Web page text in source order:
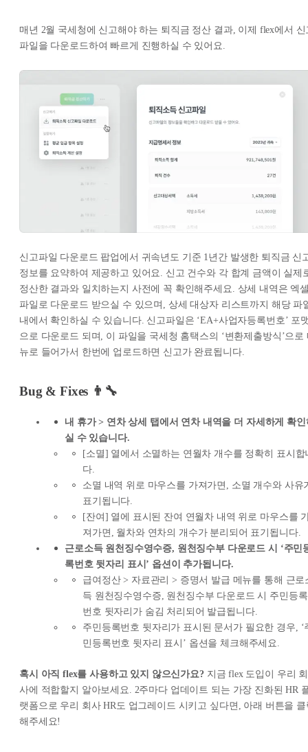
매년 2월 국세청에 신고해야 하는 퇴직금 정산 결과, 이제 flex에서 신
파일을 다운로드하여 빠르게 진행하실 수 있어요.
신고파일 다운로드 팝업에서 귀속년도 기준 1년간 발생한 퇴직금 신
정보를 요약하여 제공하고 있어요. 신고 건수와 각 합계 금액이 실제
정산한 결과와 일치하는지 사전에 꼭 확인해주세요. 상세 내역은 엑
파일로 다운로드 받으실 수 있으며, 상세 대상자 리스트까지 해당 파
내에서 확인하실 수 있습니다. 신고파일은 ‘EA+사업자등록번호’ 포
으로 다운로드 되며, 이 파일을 국세청 홈택스의 ‘변환제출방식’으로
뉴로 들어가서 한번에 업로드하면 신고가 완료됩니다.
Bug & Fixes 👨‍🔧
내 휴가 > 연차 상세 탭에서 연차 내역을 더 자세하게 확인
실 수 있습니다.
[소멸] 열에서 소멸하는 연월차 개수를 정확히 표시합
다.
소멸 내역 위로 마우스를 가져가면, 소멸 개수와 사유
표기됩니다.
[잔여] 열에 표시된 잔여 연월차 내역 위로 마우스를
져가면, 월차와 연차의 개수가 분리되어 표기됩니다.
근로소득 원천징수영수증, 원천징수부 다운로드 시 ‘주민
록번호 뒷자리 표시’ 옵션이 추가됩니다.
급여정산 > 자료관리 > 증명서 발급 메뉴를 통해 근로
득 원천징수영수증, 원천징수부 다운로드 시 주민등록
번호 뒷자리가 숨김 처리되어 발급됩니다.
주민등록번호 뒷자리가 표시된 문서가 필요한 경우, ‘
민등록번호 뒷자리 표시’ 옵션을 체크해주세요.
혹시 아직 flex를 사용하고 있지 않으신가요? 지금 flex 도입이 우리 회
사에 적합할지 알아보세요. 2주마다 업데이트 되는 가장 진화된 HR
랫폼으로 우리 회사 HR도 업그레이드 시키고 싶다면, 아래 버튼을 클
해주세요!